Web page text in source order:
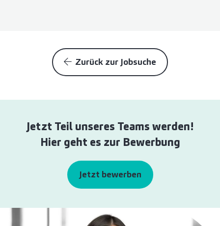
Zurück zur Jobsuche
Jetzt Teil unseres Teams werden!
Hier geht es zur Bewerbung
Jetzt bewerben